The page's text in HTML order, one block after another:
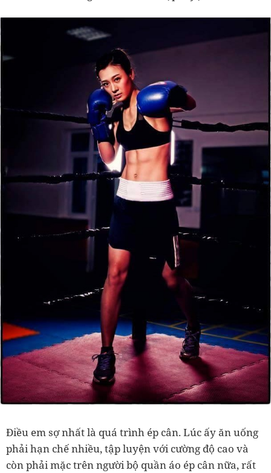
Điều em sợ nhất là quá trình ép cân. Lúc ấy ăn uống
phải hạn chế nhiều, tập luyện với cường độ cao và
còn phải mặc trên người bộ quần áo ép cân nữa, rất